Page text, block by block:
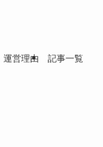
運営理由
記事一覧